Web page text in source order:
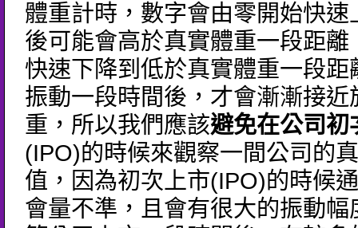
體重計時，數字會由零開始快速
後可能會高於真實體重一段距離
快速下降到低於真實體重一段距
振動一段時間後，才會漸漸接近
重，所以我們應該避免在公司初
(IPO)的時候來觀察一間公司的
值，因為初次上市(IPO)的時候
會量不準，且會有很大的振動幅